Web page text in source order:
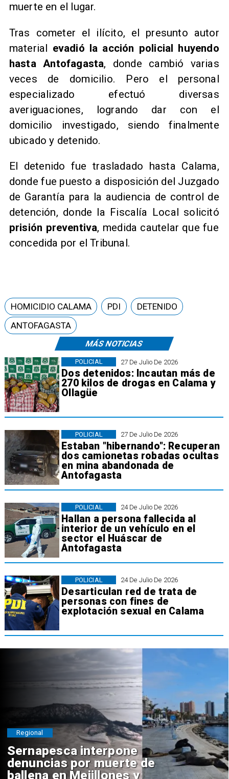
muerte en el lugar.
Tras cometer el ilícito, el presunto autor
material evadió la acción policial huyendo
hasta Antofagasta, donde cambió varias
veces de domicilio. Pero el personal
especializado efectuó diversas
averiguaciones, logrando dar con el
domicilio investigado, siendo finalmente
ubicado y detenido.
El detenido fue trasladado hasta Calama,
donde fue puesto a disposición del Juzgado
de Garantía para la audiencia de control de
detención, donde la Fiscalía Local solicitó
prisión preventiva, medida cautelar que fue
concedida por el Tribunal.
MÁS NOTICIAS
27 De Julio De 2026
Dos detenidos: Incautan más de
270 kilos de drogas en Calama y
Ollagüe
POLICIAL
27 De Julio De 2026
Estaban "hibernando": Recuperan
dos camionetas robadas ocultas
en mina abandonada de
Antofagasta
POLICIAL
24 De Julio De 2026
Hallan a persona fallecida al
interior de un vehículo en el
sector el Huáscar de
Antofagasta
POLICIAL
24 De Julio De 2026
Desarticulan red de trata de
personas con fines de
explotación sexual en Calama
POLICIAL
HOMICIDIO CALAMA PDI
DETENIDO
ANTOFAGASTA
Sernapesca interpone
denuncias por muerte de
ballena en Mejillones y
Regional